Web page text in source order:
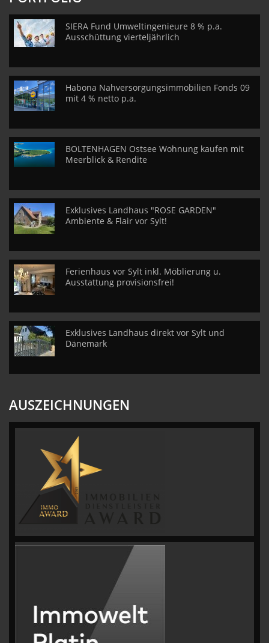
SIERA Fund Umweltingenieure 8 % p.a.
Ausschüttung vierteljährlich
Habona Nahversorgungsimmobilien Fonds 09
mit 4 % netto p.a.
BOLTENHAGEN Ostsee Wohnung kaufen mit
Meerblick & Rendite
Exklusives Landhaus "ROSE GARDEN"
Ambiente & Flair vor Sylt!
Ferienhaus vor Sylt inkl. Möblierung u.
Ausstattung provisionsfrei!
Exklusives Landhaus direkt vor Sylt und
Dänemark
AUSZEICHNUNGEN